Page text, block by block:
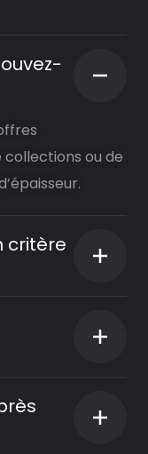
ou de
critère